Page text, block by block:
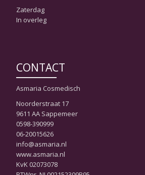
Zaterdag
In overleg
CONTACT
Asmaria Cosmedisch
Noorderstraat 17
9611 AA Sappemeer
0598-390999
06-20015626
info@asmaria.nl
www.asmaria.nl
KvK 02073078